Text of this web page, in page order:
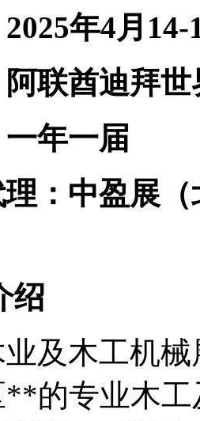
2025年4月
联酋迪拜
年一届
：中盈展
绍
及木工机
的专业木